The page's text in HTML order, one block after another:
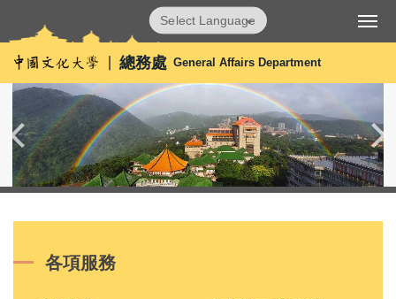
到
主
容
區
總務處 General Affairs Department
Translate
各項服務